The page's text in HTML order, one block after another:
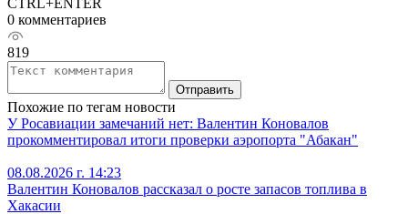
CTRL+ENTER
0 комментариев
819
Отправить
Похожие по тегам новости
У Росавиации замечаний нет: Валентин Коновалов
прокомментировал итоги проверки аэропорта "Абакан"
08.08.2026 г. 14:23
Валентин Коновалов рассказал о росте запасов топлива в
Хакасии